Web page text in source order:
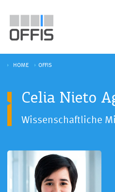
HOME OFFIS
Celia Nieto
Wissenschaftliche